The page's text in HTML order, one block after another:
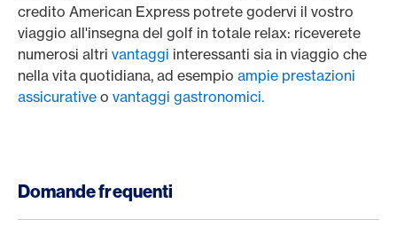
credito American Express potrete godervi il vostro
viaggio all'insegna del golf in totale relax: riceverete
numerosi altri vantaggi interessanti sia in viaggio che
nella vita quotidiana, ad esempio ampie prestazioni
assicurative o vantaggi gastronomici.
Domande frequenti